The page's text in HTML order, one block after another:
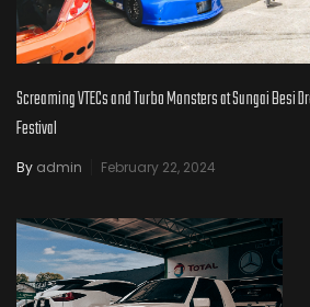
Screaming VTECs and Turbo Monsters at Sungai Besi
Festival
By admin February 22, 2024